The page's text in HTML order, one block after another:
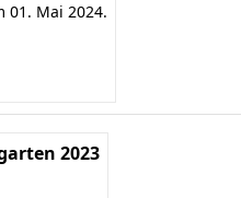
01. Mai 2024.
2023